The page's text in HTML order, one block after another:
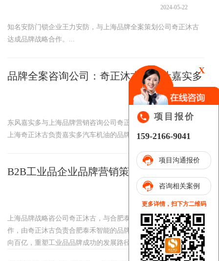
2024-05-22
知名安防门锁企业王力安防，与上海品牌全案策划公司奇正沐古
达成品牌战略合作。...
品牌全案咨询公司：奇正沐古如何让嘉实多
2024-05-22
东风嘉实多与上海品牌营销咨询公司奇正沐古达成战略合作，由
上海奇正沐古负责嘉实多汽车机油的品牌全案营销策划。...
B2B工业品企业品牌营销策划：奇正沐古助
上海品牌战略咨公司奇正沐古，与合肥泰禾智能达成品牌战略合
作，由奇正沐古负责合肥泰禾智能的品牌营销策划，助力泰禾迈
向百亿，重塑工业品品牌成功的发展路径。...
X
项目报价
159-2166-9041
项目沟通报价
咨询相关案例
更多详情，扫下方二维码